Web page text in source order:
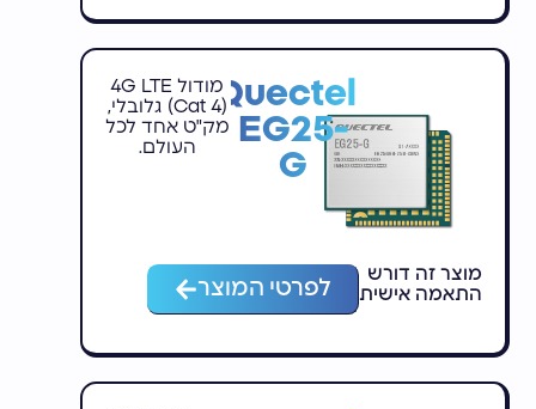
Quectel
EG25-
G
מודול 4G LTE
(Cat 4) גלובלי,
מק"ט אחד לכל
העולם.
מוצר זה דורש
התאמה אישית
לפרטי המוצר